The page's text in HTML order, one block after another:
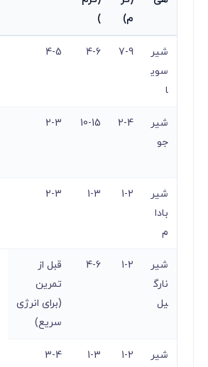
م)
)
شیر
سوی
ا
7-9
4-6
4-5
شیر
جو
2-4
10-15
2-3
شیر
بادا
م
1-2
1-3
2-3
شیر
نارگ
یل
1-2
4-6
قبل از
تمرین
(برای انرژی
سریع)
شیر 1-2
1-3
3-4